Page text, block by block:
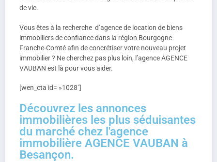
de vie.
Vous êtes à la recherche d’agence de location de biens
immobiliers de confiance dans la région Bourgogne-
Franche-Comté afin de concrétiser votre nouveau projet
immobilier ? Ne cherchez pas plus loin, l’agence AGENCE
VAUBAN est là pour vous aider.
[wen_cta id= »1028″]
Découvrez les annonces
immobilières les plus séduisantes
du marché chez l'agence
immobilière AGENCE VAUBAN à
Besançon.